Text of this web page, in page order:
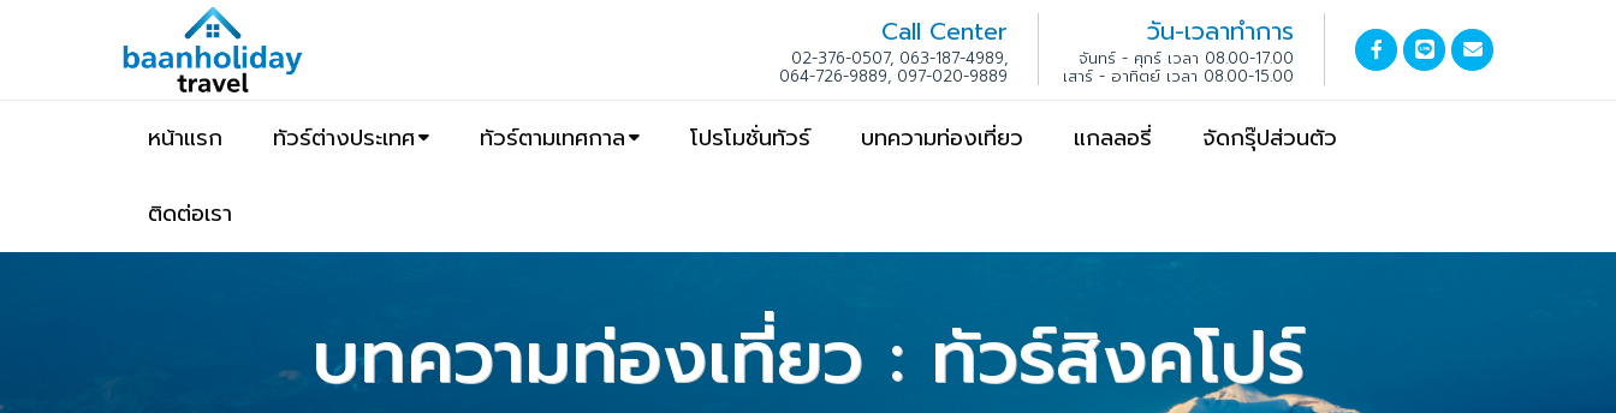
Call Center
02-376-0507, 063-187-4989,
064-726-9889, 097-020-9889
วัน-เวลาทำการ
จันทร์ - ศุกร์ เวลา 08.00-17.00
เสาร์ - อาทิตย์ เวลา 08.00-15.00
หน้าแรก ทัวร์ต่างประเทศ ทัวร์ตามเทศกาล โปรโมชั่นทัวร์ บทความท่องเที่ยว แกลลอรี่ จัดกรุ๊ปส่วนตัว
ติดต่อเรา
บทความท่องเที่ยว : ทัวร์สิงคโปร์